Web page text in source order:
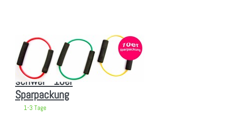
Zu diesem Produkt liegen noch keine Bewertungen vor.
JKF FITNESS WINTER SALE
Fitness Ring, rot =
schwer - 10er
Sparpackung
1-3 Tage